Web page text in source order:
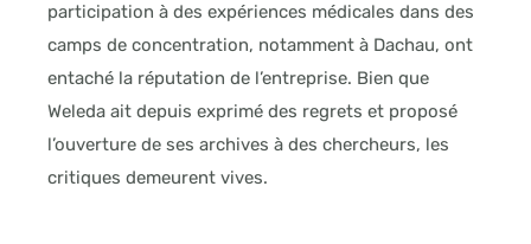
participation à des expériences médicales dans des
camps de concentration, notamment à Dachau, ont
entaché la réputation de l’entreprise. Bien que
Weleda ait depuis exprimé des regrets et proposé
l’ouverture de ses archives à des chercheurs, les
critiques demeurent vives.